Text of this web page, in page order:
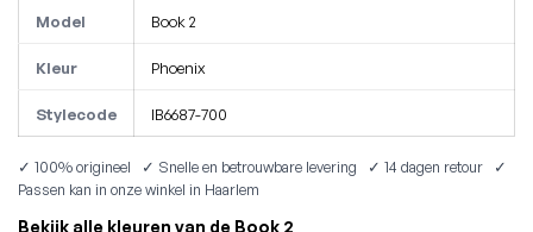
Model Book 2
Kleur Phoenix
Stylecode IB6687-700
✓ 100% origineel ✓ Snelle en betrouwbare levering ✓ 14 dagen retour ✓
Passen kan in onze winkel in Haarlem
Bekijk alle kleuren van de Book 2